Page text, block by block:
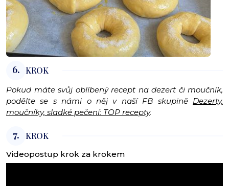
6. KROK
Pokud máte svůj oblíbený recept na dezert či moučník,
podělte se s námi o něj v naší FB skupině Dezerty,
moučníky, sladké pečení: TOP recepty.
7. KROK
Videopostup krok za krokem